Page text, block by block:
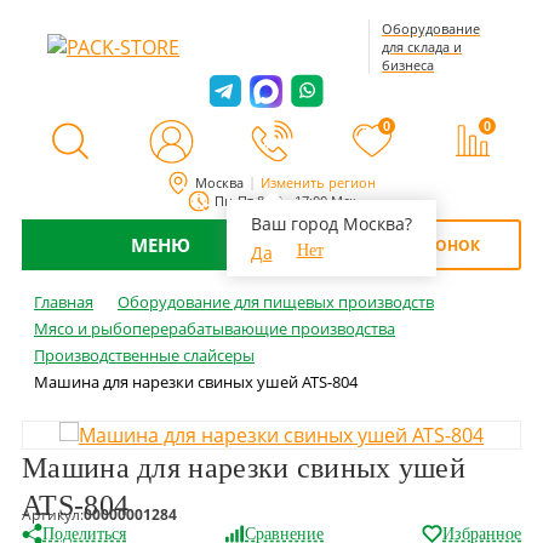
Москва Изменить регион
Ваш город Москва?
Да
Нет
Пн-Пт 8:00 - 17:00 Мск
Оборудование
для склада и
бизнеса
0 0
МЕНЮ ОБРАТНЫЙ ЗВОНОК
Главная
Оборудование для пищевых производств
Мясо и рыбоперерабатывающие производства
Производственные слайсеры
Машина для нарезки свиных ушей ATS-804
Машина для нарезки свиных ушей
ATS-804
Артикул:00000001284
Поделиться Сравнение Избранное